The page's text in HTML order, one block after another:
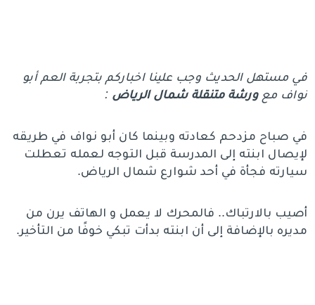
في مستهل الحديث وجب علينا اخباركم بتجربة العم أبو
نواف معورشة متنقلة شمال الرياض:
في صباح مزدحم كعادته وبينما كان أبو نواف في طريقه
لإيصال ابنته إلى المدرسة قبل التوجه لعمله تعطلت
سيارته فجأة في أحد شوارع شمال الرياض.
أصيب بالارتباك.. فالمحرك لا يعمل و الهاتف يرن من
مديره بالإضافة إلى أن ابنته بدأت تبكي خوفًا من التأخير.